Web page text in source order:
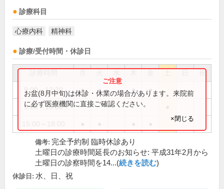
診療科目
心療内科 精神科
診療/受付時間・休診日
祝
9:00～12:30 ● ● ● ●
9:00～14:00
お盆(8月中旬)は休診・休業の場合があります。来院前
に必ず医療機関に直接ご確認ください。
×閉じる
備考: 完全予約制 臨時休診あり
土曜日の診療時間延長のお知らせ: 平成31年2月から
土曜日の診察時間を14...(続きを読む)
休診日: 水、日、祝